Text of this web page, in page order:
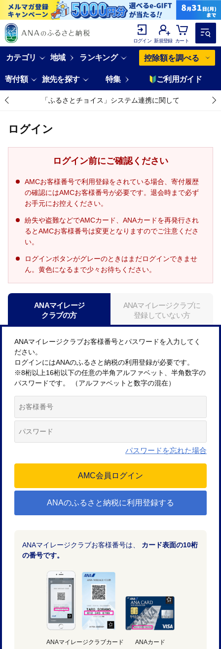
ログイン 新規登録 カート
カテゴリ 地域 ランキング 控除額を調べる
寄付額 旅先を探す 特集 ご利用ガイド
「ふるさとチョイス」システム連携に関して
ログイン
ログイン前にご確認ください
AMCお客様番号で利用登録をされている場合、寄付履歴
の確認にはAMCお客様番号が必要です。退会時まで必ず
お手元にお控えください。
紛失や盗難などでAMCカード、ANAカードを再発行され
るとAMCお客様番号は変更となりますのでご注意くださ
い。
ログインボタンがグレーのときはまだログインできませ
ん。黄色になるまで少々お待ちください。
ANAマイレージ
クラブの方
ANAマイレージクラブに
登録していない方
ANAマイレージクラブお客様番号とパスワードを入力してく
ださい。
ログインにはANAのふるさと納税の利用登録が必要です。
※8桁以上16桁以下の任意の半角アルファベット、半角数字の
パスワードです。 （アルファベットと数字の混在）
パスワードを忘れた場合
ANAのふるさと納税に利用登録する
ANAマイレージクラブお客様番号は、 カード表面の10桁
の番号です。
ANAマイレージクラブカード ANAカード